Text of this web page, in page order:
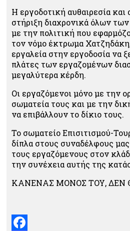
Η εργοδοτική αυθαιρεσία και
στήριξη διαχρονικά όλων
με την πολιτική που
τον νόμο έκτρωμα
εργαλεία στην εργοδοσία να
πλάτες των εργαζομένων
μεγαλύτερα κέρδη.
Οι εργαζόμενοι μόνο με την
σωματεία τους και με την
να επιβάλλουν το δίκιο τους.
Το σωματείο Επισιτισμού-
δίπλα στους συναδέλφους
τους εργαζόμενους στον
την συνέχεια αυτής της
ΚΑΝΕΝΑΣ ΜΟΝΟΣ ΤΟΥ, ΔΕΝ